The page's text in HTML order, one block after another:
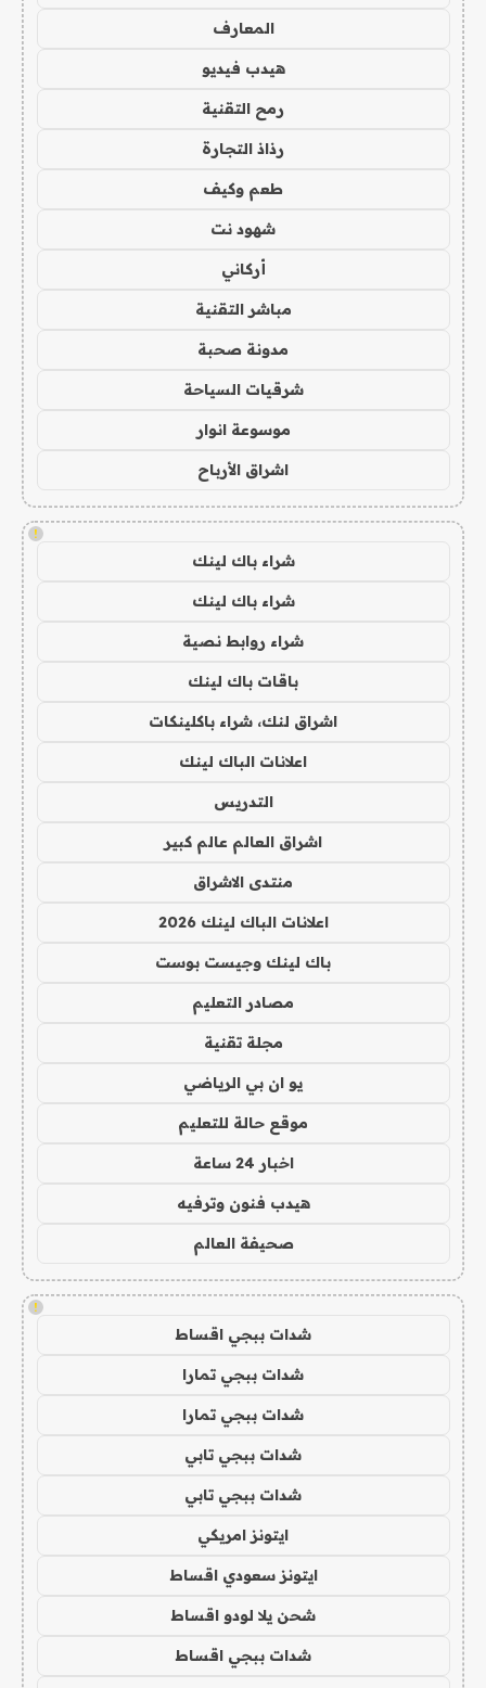
المعارف
هيدب فيديو
رمح التقنية
رذاذ التجارة
طعم وكيف
شهود نت
أركاني
مباشر التقنية
مدونة صحبة
شرقيات السياحة
موسوعة انوار
اشراق الأرباح
!
شراء باك لينك
شراء باك لينك
شراء روابط نصية
باقات باك لينك
اشراق لنك، شراء باكلينكات
اعلانات الباك لينك
التدريس
اشراق العالم عالم كبير
منتدى الاشراق
اعلانات الباك لينك 2026
باك لينك وجيست بوست
مصادر التعليم
مجلة تقنية
يو ان بي الرياضي
موقع حالة للتعليم
اخبار 24 ساعة
هيدب فنون وترفيه
صحيفة العالم
!
شدات ببجي اقساط
شدات ببجي تمارا
شدات ببجي تمارا
شدات ببجي تابي
شدات ببجي تابي
ايتونز امريكي
ايتونز سعودي اقساط
شحن يلا لودو اقساط
شدات ببجي اقساط